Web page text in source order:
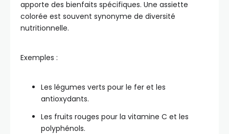
apporte des bienfaits spécifiques. Une assiette
colorée est souvent synonyme de diversité
nutritionnelle.
Exemples :
Les légumes verts pour le fer et les
antioxydants.
Les fruits rouges pour la vitamine C et les
polyphénols.